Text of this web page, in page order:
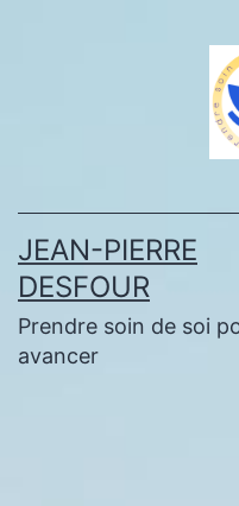
JEAN-PIERRE
DESFOUR
Prendre soin de soi
avancer